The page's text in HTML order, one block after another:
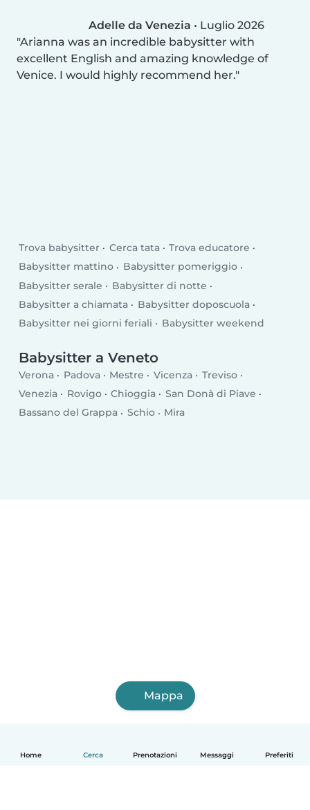
Home Cerca Prenotazioni Messaggi Preferiti
Adelle da Venezia • Luglio 2026
Arianna was an incredible babysitter with
excellent English and amazing knowledge of
Venice. I would highly recommend her.
Trova babysitter Cerca tata
Trova educatore
Babysitter mattino
Babysitter pomeriggio
Babysitter serale
Babysitter di notte
Babysitter a chiamata
Babysitter doposcuola
Babysitter nei giorni feriali
Babysitter weekend
Babysitter a Veneto
Verona Padova Mestre Vicenza
Treviso
Venezia
Rovigo Chioggia
San Donà di Piave
Bassano del Grappa
Schio Mira
Mappa